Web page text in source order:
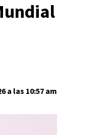
a las 10:57 am